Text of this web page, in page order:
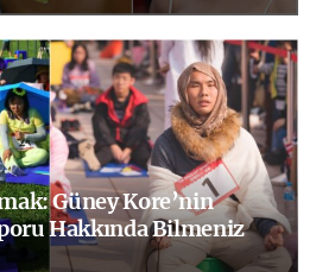
Güney Kore’nin
Hakkında Bilmeniz